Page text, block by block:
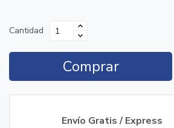
Cantidad
Comprar
Envío Gratis / Express